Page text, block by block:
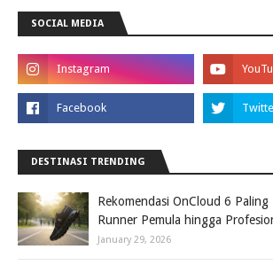
SOCIAL MEDIA
DESTINASI TRENDING
Rekomendasi OnCloud 6
Runner Pemula hingga
January 29, 2026